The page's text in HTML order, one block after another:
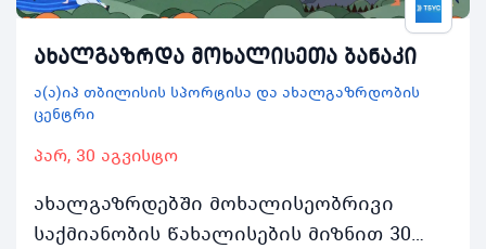
ახალგაზრდა მოხალისეთა ბანაკი
ა(ა)იპ თბილისის სპორტისა და ახალგაზრდობის
ცენტრი
პარ, 30 აგვისტო
ახალგაზრდებში მოხალისეობრივი
საქმიანობის წახალისების მიზნით 30